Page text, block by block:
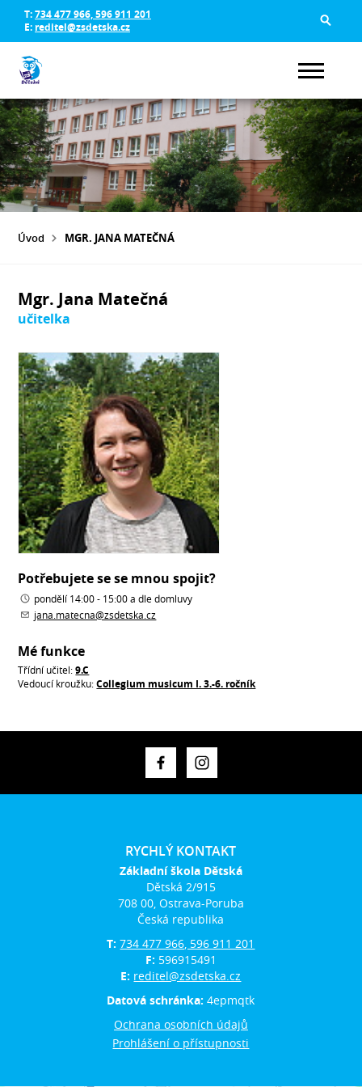
T:734 477 966, 596 911 201
E: reditel@zsdetska.cz
Úvod MGR. JANA MATEČNÁ
Mgr. Jana Matečná
učitelka
Potřebujete se se mnou spojit?
pondělí 14:00 - 15:00 a dle domluvy
jana.matecna@zsdetska.cz
Mé funkce
Třídní učitel:9.C
Vedoucí kroužku:Collegium musicum I. 3.-6. ročník
RYCHLÝ KONTAKT
Základní škola Dětská
Dětská 2/915
708 00, Ostrava-Poruba
Česká republika
T:734 477 966, 596 911 201
F: 596915491
E: reditel@zsdetska.cz
Datová schránka:4epmqtk
Ochrana osobních údajů
Prohlášení o přístupnosti